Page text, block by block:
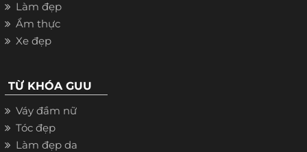
Làm đẹp
Ẩm thực
Xe đẹp
TỪ KHÓA GUU
Váy đầm nữ
Tóc đẹp
Làm đẹp da